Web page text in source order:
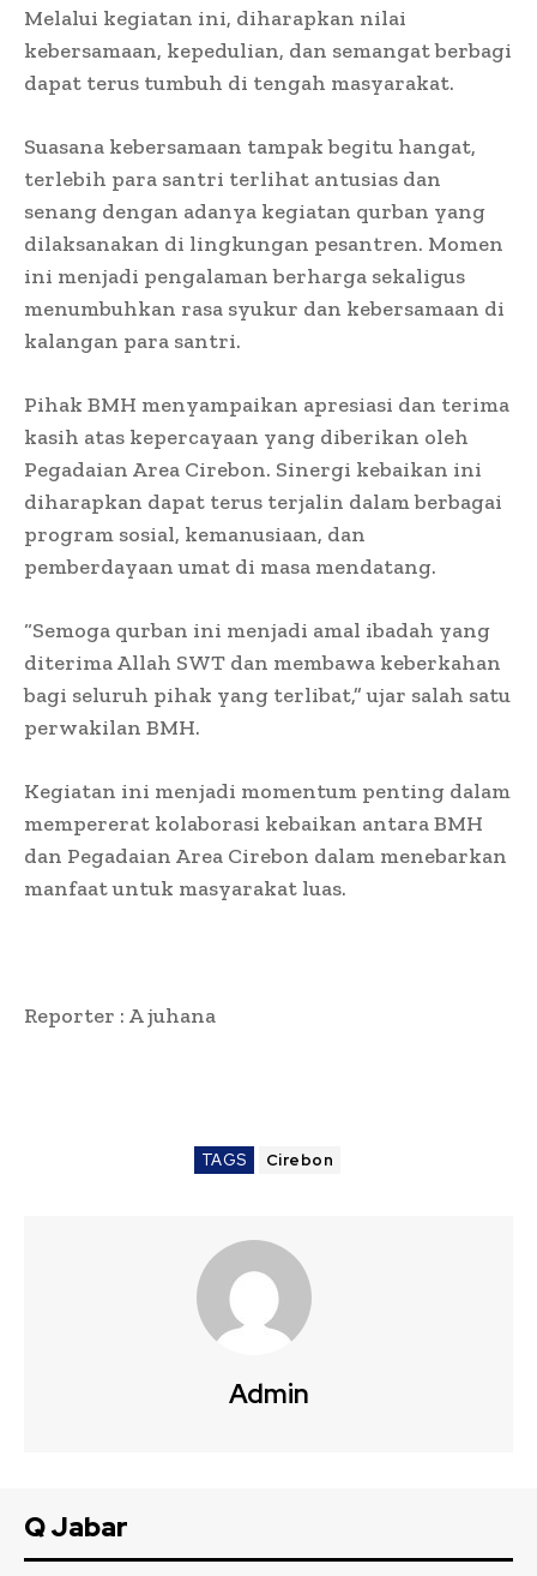
Melalui kegiatan ini, diharapkan nilai
kebersamaan, kepedulian, dan semangat berbagi
dapat terus tumbuh di tengah masyarakat.
Suasana kebersamaan tampak begitu hangat,
terlebih para santri terlihat antusias dan
senang dengan adanya kegiatan qurban yang
dilaksanakan di lingkungan pesantren. Momen
ini menjadi pengalaman berharga sekaligus
menumbuhkan rasa syukur dan kebersamaan di
kalangan para santri.
Pihak BMH menyampaikan apresiasi dan terima
kasih atas kepercayaan yang diberikan oleh
Pegadaian Area Cirebon. Sinergi kebaikan ini
diharapkan dapat terus terjalin dalam berbagai
program sosial, kemanusiaan, dan
pemberdayaan umat di masa mendatang.
“Semoga qurban ini menjadi amal ibadah yang
diterima Allah SWT dan membawa keberkahan
bagi seluruh pihak yang terlibat,” ujar salah satu
perwakilan BMH.
Kegiatan ini menjadi momentum penting dalam
mempererat kolaborasi kebaikan antara BMH
dan Pegadaian Area Cirebon dalam menebarkan
manfaat untuk masyarakat luas.
Reporter : A juhana
TAGS Cirebon
Admin
Q Jabar